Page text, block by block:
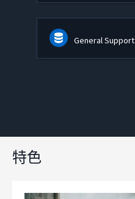
General Support
特色